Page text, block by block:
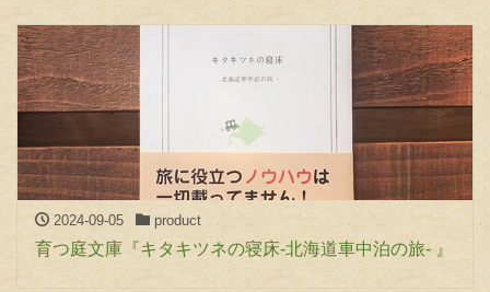
2024-09-05 product
育つ庭文庫『キタキツネの寝床-北海道車中泊の旅- 』